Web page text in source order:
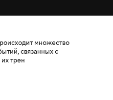
множество
связанных с
трен